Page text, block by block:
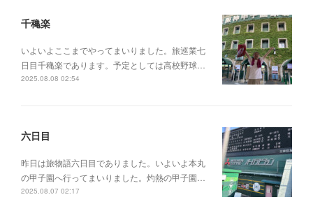
千穐楽
いよいよここまでやってまいりました。旅巡業七
日目千穐楽であります。予定としては高校野球…
2025.08.08 02:54
六日目
昨日は旅物語六日目でありました。いよいよ本丸
の甲子園へ行ってまいりました。灼熱の甲子園…
2025.08.07 02:17